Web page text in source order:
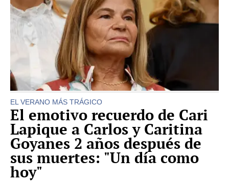
EL VERANO MÁS TRÁGICO
El emotivo recuerdo de Cari
Lapique a Carlos y Caritina
Goyanes 2 años después de
sus muertes: "Un día como
hoy"